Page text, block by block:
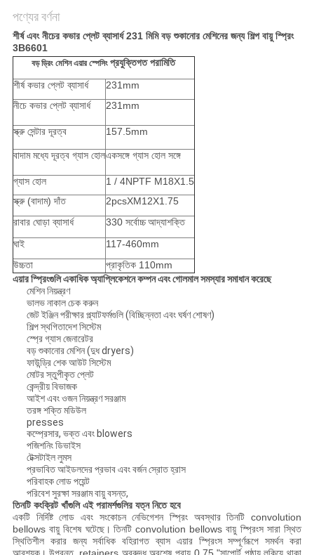
পণ্যের বর্ণনা
শীর্ষ এবং নীচের কভার প্লেট ব্যাসার্ধ 231 মিমি বড় শুকানোর মেশিনের জন্য শিল্প বায়ু স্প্রিং
3B6601
বড় ড্রিং মেশিন এয়ার স্পেসিংপ্রযুক্তিগত পরামিতি
শীর্ষ কভার প্লেট ব্যাসার্ধ
231mm
নীচে কভার প্লেট ব্যাসার্ধ
231mm
স্ক্রু সেন্টার দূরত্ব 157.5mm
বাদাম মধ্যে দূরত্ব গ্যাস হোলএকসঙ্গে গ্যাস হোল সঙ্গে
গ্যাস হোল
1 / 4NPTF M18X1.5
স্ক্রু (বাদাম) দাঁত
2pcsXM12X1.75
রাবার ঘোড়া ব্যাসার্ধ
330 সর্বোচ্চআদ্যাশক্তি
ঘাই
117-460mm
উচ্চতা
প্রাকৃতিক 110mm
এয়ার স্প্রিংগুলি একাধিক অ্যাপ্লিকেশনে কম্পন এবং গোলমাল সমস্যার সমাধান করেছে
মেশিন নিয়ন্ত্রণ
ভালভ নাকাল চেক করুন
জেট ইঞ্জিন পরীক্ষার প্ল্যাটফর্মগুলি (বিচ্ছিন্নতা এবং ঘর্ষণ শোষণ)
শিল্প স্থগিতাদেশ সিস্টেম
স্প্রে গ্যাস জেনারেটর
বড় শুকানোর মেশিন (দুধ dryers)
ফাউন্ড্রি শেক আউট সিস্টেম
মোটর স্তুপীকৃত প্লেট
কেন্দ্রীয় বিভাজক
আইশ এবং ওজন নিয়ন্ত্রণ সরঞ্জাম
তরঙ্গ শক্তি মডিউল
presses
কম্প্রেসার, ভক্ত এবং blowers
পজিশনিং ডিভাইস
টেক্সটাইল লুমস
প্রভাবিত আইডলদের প্রভাব এবং বর্জন স্রোত হ্রাস
পরিবাহক লোড পয়েন্ট
পরিবেশ সুরক্ষা সরঞ্জাম বায়ু বসন্ত,
তিনটি কংক্রিট খাঁগুলি এই পরামর্শগুলির যত্ন নিতে হবে
একটি নির্দিষ্ট লোড এবং সংকোচন নেভিগেশন স্প্রিং অবস্থার তিনটি convolution
bellows বায়ু বিশেষ ঘটেছে। তিনটি convolution bellows বায়ু স্প্রিংস সারা স্থিত
স্থিতিশীল করার জন্য সর্বাধিক বহিরাগত ব্যাস এয়ার স্প্রিংস সম্পূর্ণরূপে সমর্থন করা